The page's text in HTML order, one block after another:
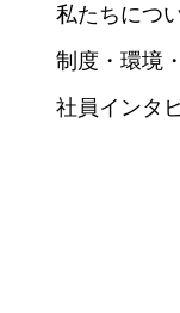
私たちにつ
制度・環境
社員インタ